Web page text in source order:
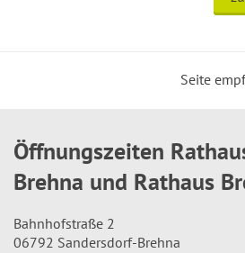
Seite
Öffnungszeiten
Brehna und Rathaus
Bahnhofstraße 2
06792 Sandersdorf-Brehna